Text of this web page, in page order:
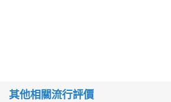
其他相關流行評價